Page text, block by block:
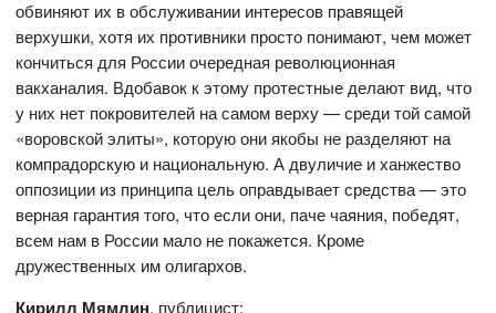
обвиняют их в обслуживании интересов правящей
верхушки, хотя их противники просто понимают, чем может
кончиться для России очередная революционная
вакханалия. Вдобавок к этому протестные делают вид, что
у них нет покровителей на самом верху — среди той самой
«воровской элиты», которую они якобы не разделяют на
компрадорскую и национальную. А двуличие и ханжество
оппозиции из принципа цель оправдывает средства — это
верная гарантия того, что если они, паче чаяния, победят,
всем нам в России мало не покажется. Кроме
дружественных им олигархов.
Кирилл Мямлин, публицист: